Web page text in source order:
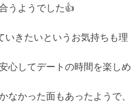
うようでした👍
いきたいというお気持ちも理
心してデートの時間を楽しめ
なかった面もあったようで、